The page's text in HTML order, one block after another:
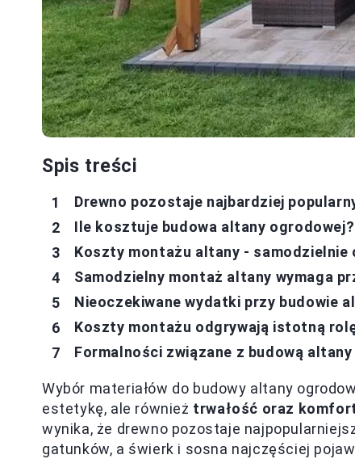
Spis treści
Drewno pozostaje najbardziej
Ile kosztuje budowa altany
Koszty montażu altany - samodzielnie
Samodzielny montaż altany wymaga
Nieoczekiwane wydatki przy budowie
Koszty montażu odgrywają istotną
Formalności związane z budową
Wybór materiałów do budowy altany
estetykę, ale również trwałość oraz
wynika, że drewno pozostaje
gatunków, a świerk i sosna najczęściej